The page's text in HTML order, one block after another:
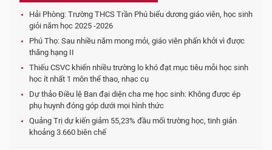
Hải Phòng: Trường THCS Trần Phú biểu dương giáo viên, học sinh
giỏi năm học 2025 -2026
Phú Thọ: Sau nhiều năm mong mỏi, giáo viên phấn khởi vì được
thăng hạng II
Thiếu CSVC khiến nhiều trường lo khó đạt mục tiêu mỗi học sinh
học ít nhất 1 môn thể thao, nhạc cụ
Dự thảo Điều lệ Ban đại diện cha mẹ học sinh: Không được ép
phụ huynh đóng góp dưới mọi hình thức
Quảng Trị dự kiến giảm 55,23% đầu mối trường học, tinh giản
khoảng 3.660 biên chế